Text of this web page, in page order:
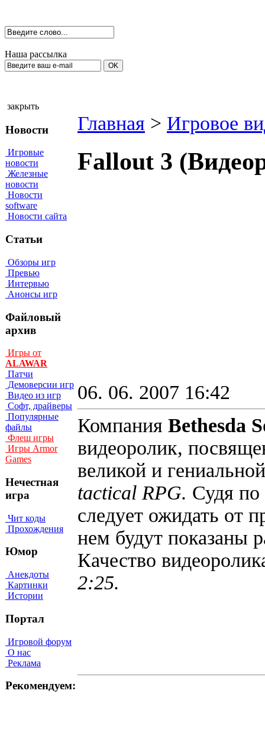
Наша рассылка
закрыть
Новости
Игровые
новости
Железные
новости
Новости
software
Новости сайта
Статьи
Обзоры игр
Превью
Интервью
Анонсы игр
Файловый
архив
Игры от
ALAWAR
Патчи
Демоверсии игр
Видео из игр
Софт, драйверы
Популярные
файлы
Флеш игры
Игры Armor
Games
Нечестная
игра
Чит коды
Прохождения
Юмор
Анекдоты
Картинки
Истории
Портал
Игровой форум
О нас
Реклама
Рекомендуем:
Главная > Игровое
Fallout 3
06. 06. 2007 16:42
Компания Bethesda
видеоролик,
великой и
tactical RPG. Судя по
следует ожидать от
нем будут показаны
Качество
2:25.